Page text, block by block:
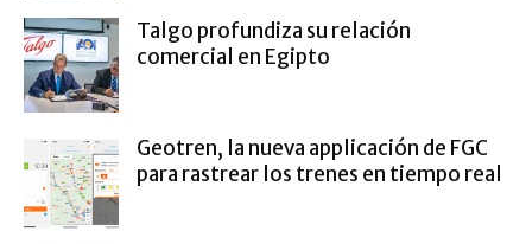
Talgo profundiza su relación
comercial en Egipto
Geotren, la nueva applicación de FGC
para rastrear los trenes en tiempo real